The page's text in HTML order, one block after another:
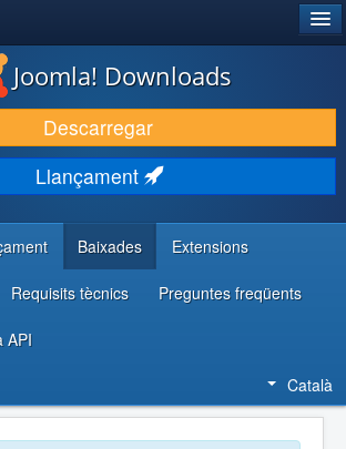
ES
Joomla! Downloads
Descarregar
Llançament
Baixades Extensions
Requisits tècnics Preguntes freqüents
API
Català